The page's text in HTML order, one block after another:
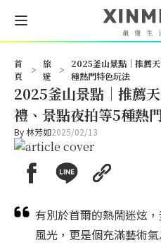
首
頁
>
旅
遊
>
2025釜山景點｜推薦
種熱門特色玩法
2025釜山景點｜推薦
禮、景點夜拍等5種熱
By林芳如2025/02/13
有別於首爾的熱鬧迷炫
風光，更是個充滿藝術